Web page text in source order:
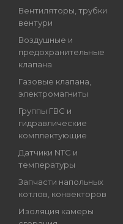
Вентиляторы, трубки
вентури
Воздушные и
предохранительные
клапана
Газовые клапана,
электромагниты
Группы ГВС и
гидравлические
комплектующие
Датчики NTC и
температуры
Запчасти напольных
котлов, конвекторов
Изоляция камеры